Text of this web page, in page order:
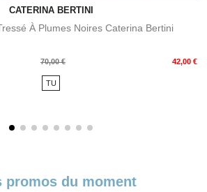
CATERINA BERTINI
À Plumes Noires Caterina Bertini
70,00 € 42,00 €
TU
promos du moment